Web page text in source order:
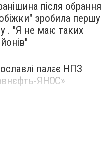
після обрання
зробила першу
. "Я не маю таких
палає НПЗ
ЯНОС»